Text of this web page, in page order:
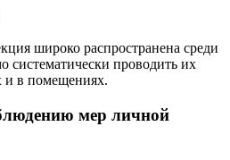
широко распространена среди
проводить их
и в помещениях.
мер личной